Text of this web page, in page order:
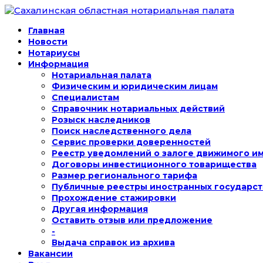
Главная
Новости
Нотариусы
Информация
Нотариальная палата
Физическим и юридическим лицам
Специалистам
Справочник нотариальных действий
Розыск наследников
Поиск наследственного дела
Сервис проверки доверенностей
Реестр уведомлений о залоге движимого
Договоры инвестиционного товарищества
Размер регионального тарифа
Публичные реестры иностранных
Прохождение стажировки
Другая информация
Оставить отзыв или предложение
-
Выдача справок из архива
Вакансии